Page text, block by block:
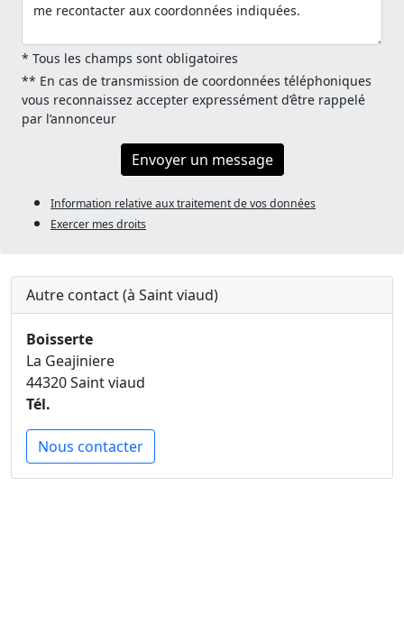
* Tous les champs sont obligatoires
** En cas de transmission de coordonnées téléphoniques
vous reconnaissez accepter expressément d’être rappelé
par l’annonceur
Envoyer un message
Information relative aux traitement de vos données
Exercer mes droits
Autre contact (à Saint viaud)
Boisserte
La Geajiniere
44320 Saint viaud
Tél.
Nous contacter